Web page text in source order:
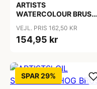
ARTISTS
WATERCOLOUR BRUSH
VEJL. PRIS 162,50 KR
154,95 kr
SPAR 29%